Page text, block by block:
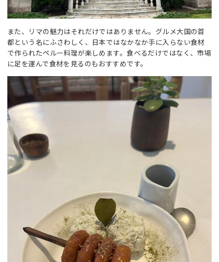
また、リマの魅力はそれだけではありません。グルメ大国の首
都という名にふさわしく、日本ではなかなか手に入らない食材
で作られたペルー料理が楽しめます。食べるだけではなく、市場
に足を運んで食材を見るのもおすすめです。